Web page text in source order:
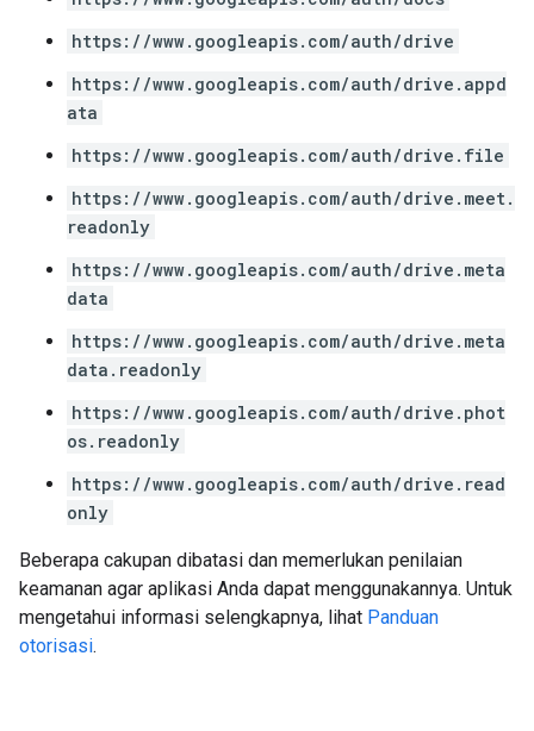
https://www.googleapis.com/auth/drive
https://www.googleapis.com/auth/drive.appd
ata
https://www.googleapis.com/auth/drive.file
https://www.googleapis.com/auth/drive.meet.
readonly
https://www.googleapis.com/auth/drive.meta
data
https://www.googleapis.com/auth/drive.meta
data.readonly
https://www.googleapis.com/auth/drive.phot
os.readonly
https://www.googleapis.com/auth/drive.read
only
Beberapa cakupan dibatasi dan memerlukan penilaian
keamanan agar aplikasi Anda dapat menggunakannya. Untuk
mengetahui informasi selengkapnya, lihat Panduan
otorisasi.